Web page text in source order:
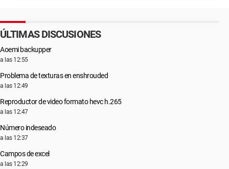
ÚLTIMAS DISCUSIONES
Aoemi backupper
a las 12:55
Problema de texturas en enshrouded
a las 12:49
Reproductor de video formato hevc h.265
a las 12:47
Número indeseado
a las 12:37
Campos de excel
a las 12:29